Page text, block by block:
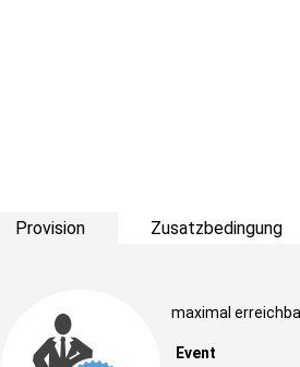
Provision Zusatzbedingung
maximal
Event